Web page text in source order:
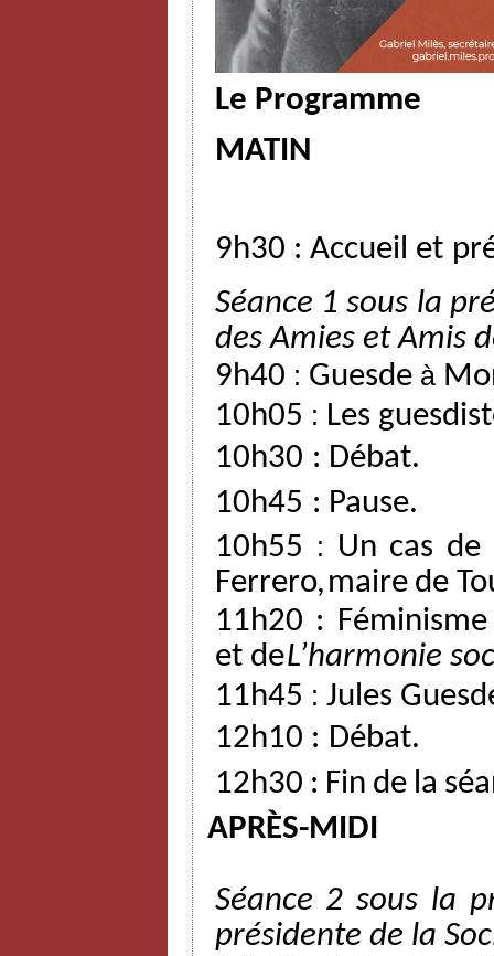
Le Programme
MATIN
9h30 : Accueil et
Séance 1 sous la
des Amies et Amis
9h40 : Guesde à
10h05 : Les
10h30 : Débat.
10h45 : Pause.
10h55 : Un cas de
Ferrero,maire de
11h20 :
et deL’harmonie
11h45 : Jules
12h10 : Débat.
12h30 : Fin de la
APRÈS-MIDI
Séance 2 sous la
présidente de la